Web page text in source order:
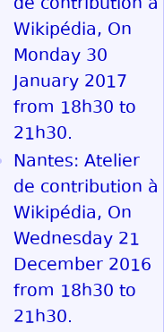
Wikipédia, On
Monday 30
January 2017
from 18h30 to
21h30.
Nantes: Atelier
de contribution à
Wikipédia, On
Wednesday 21
December 2016
from 18h30 to
21h30.